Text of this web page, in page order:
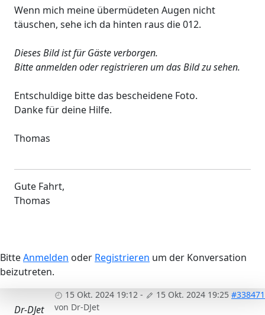
Wenn mich meine übermüdeten Augen nicht
täuschen, sehe ich da hinten raus die 012.
Dieses Bild ist für Gäste verborgen.
Bitte anmelden oder registrieren um das Bild zu sehen.
Entschuldige bitte das bescheidene Foto.
Danke für deine Hilfe.
Thomas
Gute Fahrt,
Thomas
BitteAnmelden oder Registrieren um der Konversation
beizutreten.
15 Okt. 2024 19:12 - 15 Okt. 2024 19:25 #338471
von Dr-DJet
Dr-DJet